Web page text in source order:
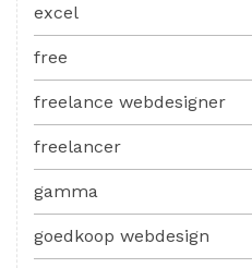
excel
free
freelance webdesigner
freelancer
gamma
goedkoop webdesign